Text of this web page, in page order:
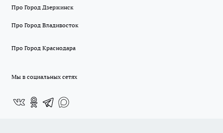
Про Город Дзержинск
Про Город Владивосток
Про Город Краснодара
Мы в социальных сетях